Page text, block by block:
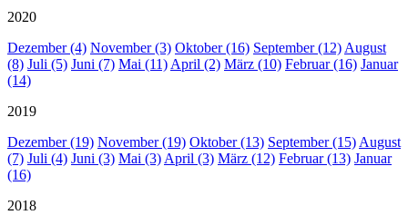
2020
Dezember (4) November (3) Oktober (16) September (12) August
(8) Juli (5) Juni (7) Mai (11) April (2) März (10) Februar (16) Januar
(14)
2019
Dezember (19) November (19) Oktober (13) September (15) August
(7) Juli (4) Juni (3) Mai (3) April (3) März (12) Februar (13) Januar
(16)
2018